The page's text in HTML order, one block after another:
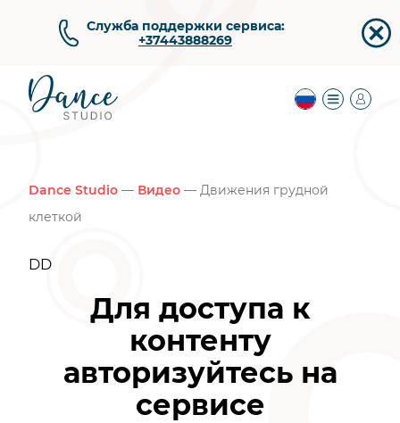
Служба поддержки сервиса:
+37443888269
Dance Studio — Видео — Движения грудной
клеткой
DD
Для доступа к
контенту
авторизуйтесь на
сервисе